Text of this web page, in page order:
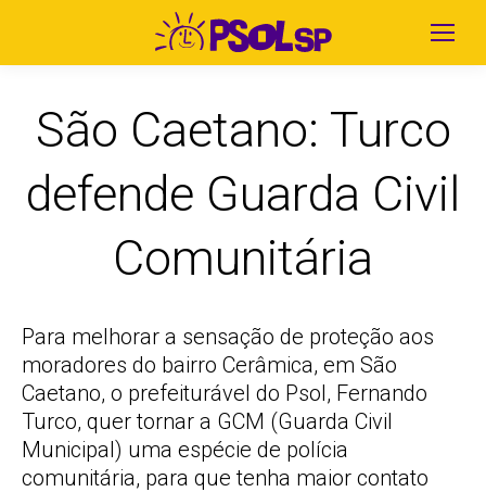
São Caetano: Turco
defende Guarda Civil
Comunitária
Para melhorar a sensação de proteção aos
moradores do bairro Cerâmica, em São
Caetano, o prefeiturável do Psol, Fernando
Turco, quer tornar a GCM (Guarda Civil
Municipal) uma espécie de polícia
comunitária, para que tenha maior contato